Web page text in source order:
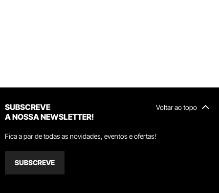
Voltar ao topo
SUBSCREVE
A NOSSA NEWSLETTER!
Fica a par de todas as novidades, eventos e ofertas!
SUBSCREVE